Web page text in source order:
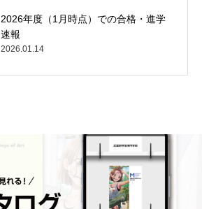
2026年度（1月時点）での合格・進学
速報
2026.01.14